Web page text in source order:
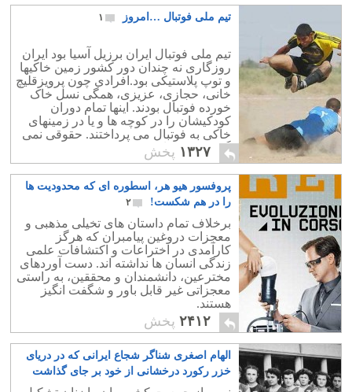
تیم ملی فوتبال …امروز ۱
تیم ملی فوتبال ایران برزیل آسیا بود ایران
روزگاری نه چندان دور کشور زمین خاکیها
و توپ پلاستیکی بود.افرادی چون پرویزقلیچ
خانی، حجازی، عزیزی، همگی نسل خاک
خورده فوتبال بودند. اینها تمام دوران
کودکیشان را در کوچه ها و یا در زمینهای
خاکی به فوتبال می پرداختند. حقوقی نمی
گرفتند. توپشان هم تعمیری بود.
۱۳۲۷ پخش
پروفسور هیو هر، اسطوره ای که محدودیت ها
را در هم شکست!
۲
برخلاف تمام داستان های تخیلی مذهبی و
معجزات دروغین پیامبران که هرگز
کارآمدی در اختراعات و اکتشافات علمی
زندگی انسان ها نداشته اند. دست آوردهای
مخترعین، دانشمندان و محققین، به راستی
معجزاتی غیر قابل باور و شگفت انگیز
هستند.
۲۴۱۲ پخش
الهام اصغری شناگر شجاع ایرانی که در دریای
خزر رکورد درخشانی از خود بر جای گذاشت